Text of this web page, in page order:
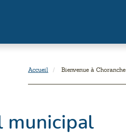
Accueil Bienvenue à Choranche
municipal